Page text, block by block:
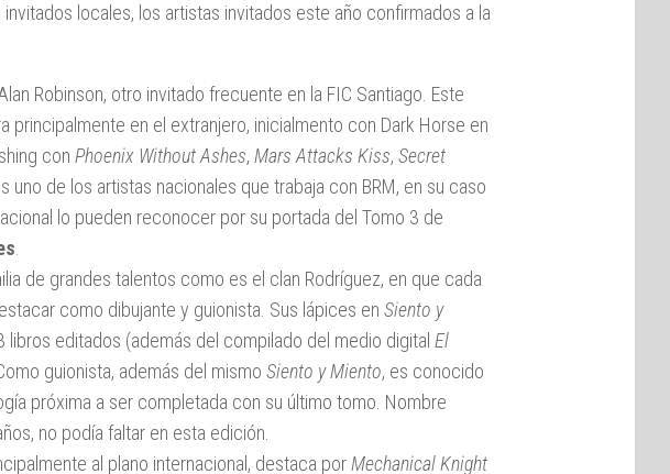
locales, los artistas invitados este año confirmados a la
Robinson, otro invitado frecuente en la FIC Santiago. Este
principalmente en el extranjero, inicialmento con Dark Horse en
con Phoenix Without Ashes, Mars Attacks Kiss, Secret
uno de los artistas nacionales que trabaja con BRM, en su caso
lo pueden reconocer por su portada del Tomo 3 de
de grandes talentos como es el clan Rodríguez, en que cada
como dibujante y guionista. Sus lápices en Siento y
editados (además del compilado del medio digital El
guionista, además del mismo Siento y Miento, es conocido
próxima a ser completada con su último tomo. Nombre
no podía faltar en esta edición.
al plano internacional, destaca porMechanical Knight